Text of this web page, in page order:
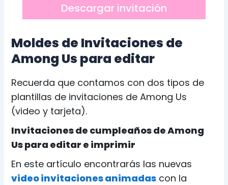
Descargar invitación
Moldes de Invitaciones de
Among Us para editar
Recuerda que contamos con dos tipos de
plantillas de invitaciones de Among Us
(video y tarjeta).
Invitaciones de cumpleaños de Among
Us para editar e imprimir
En este artículo encontrarás las nuevas
video invitaciones animadas con la